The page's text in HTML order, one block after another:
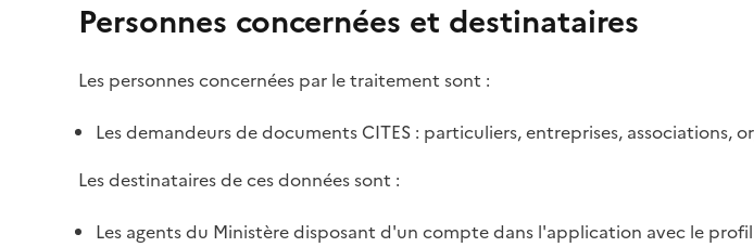
Personnes concernées et destinataires
Les personnes concernées par le traitement sont :
Les demandeurs de documents CITES : particuliers, entreprises, associations,
Les destinataires de ces données sont :
Les agents du Ministère disposant d'un compte dans l'application avec le